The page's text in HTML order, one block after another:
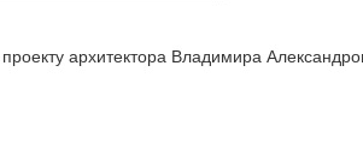
архитектора Владимира